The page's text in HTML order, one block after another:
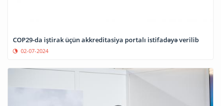
COP29-da iştirak üçün akkreditasiya portalı istifadəyə verilib
02-07-2024